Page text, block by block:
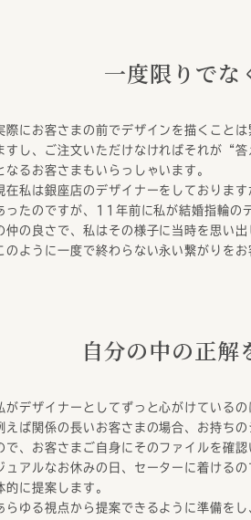
一度限りでな
際にお客さまの前でデザインを描くこと
すし、ご注文いただけなければそれが“
なるお客さまもいらっしゃいます。
在私は銀座店のデザイナーをしておりま
ったのですが、11年前に私が結婚指輪の
仲の良さで、私はその様子に当時を思い
のように一度で終わらない永い繋がりを
自分の中の正解
がデザイナーとしてずっと心がけている
えば関係の長いお客さまの場合、お持ち
で、お客さまご自身にそのファイルを確
ュアルなお休みの日、セーターに着ける
的に提案します。
らゆる視点から提案できるように準備を